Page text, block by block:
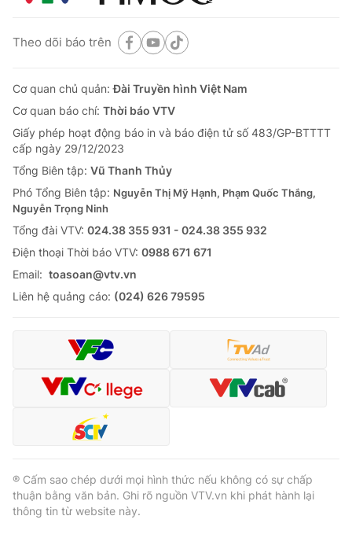
Theo dõi báo trên
Cơ quan chủ quản:Đài Truyền hình Việt Nam
Cơ quan báo chí: Thời báo VTV
Giấy phép hoạt động báo in và báo điện tử số 483/GP-BTTTT
cấp ngày 29/12/2023
Tổng Biên tập: Vũ Thanh Thủy
Phó Tổng Biên tập: Nguyễn Thị Mỹ Hạnh, Phạm Quốc Thắng,
Nguyễn Trọng Ninh
Tổng đài VTV: 024.38 355 931 - 024.38 355 932
Ðiện thoại Thời báo VTV: 0988 671 671
Email: toasoan@vtv.vn
Liên hệ quảng cáo: (024) 626 79595
® Cấm sao chép dưới mọi hình thức nếu không có sự chấp
thuận bằng văn bản. Ghi rõ nguồn VTV.vn khi phát hành lại
thông tin từ website này.